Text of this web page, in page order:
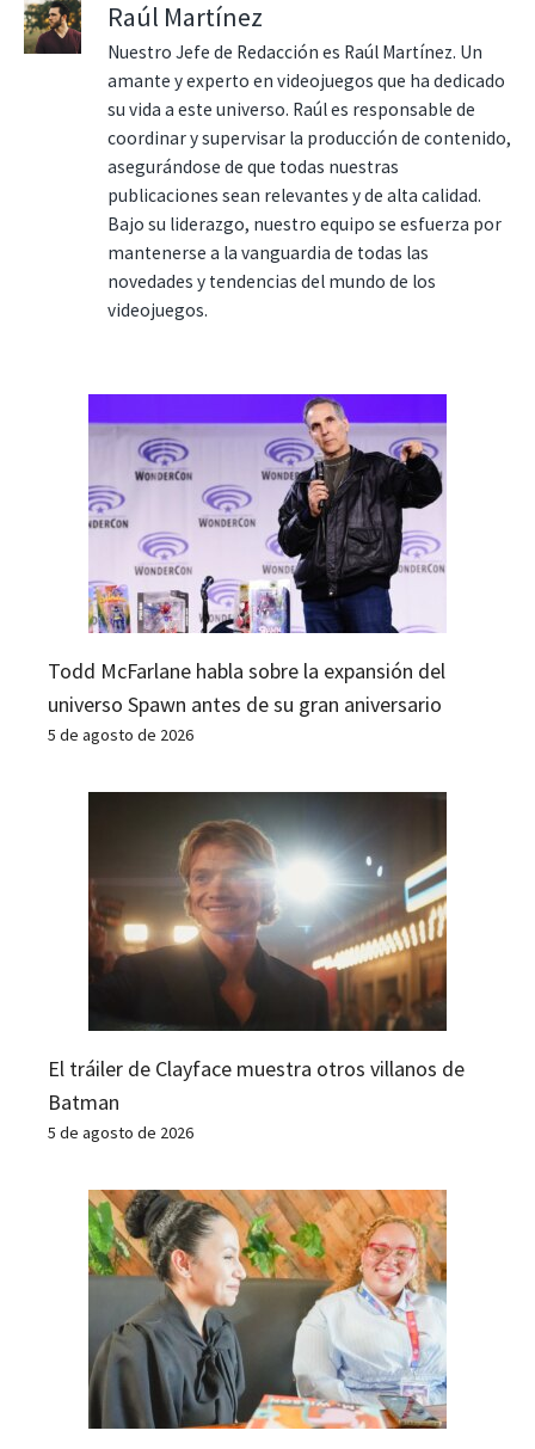
Raúl Martínez
Nuestro Jefe de Redacción es Raúl Martínez. Un
amante y experto en videojuegos que ha dedicado
su vida a este universo. Raúl es responsable de
coordinar y supervisar la producción de contenido,
asegurándose de que todas nuestras
publicaciones sean relevantes y de alta calidad.
Bajo su liderazgo, nuestro equipo se esfuerza por
mantenerse a la vanguardia de todas las
novedades y tendencias del mundo de los
videojuegos.
Todd McFarlane habla sobre la expansión del
universo Spawn antes de su gran aniversario
5 de agosto de 2026
El tráiler de Clayface muestra otros villanos de
Batman
5 de agosto de 2026